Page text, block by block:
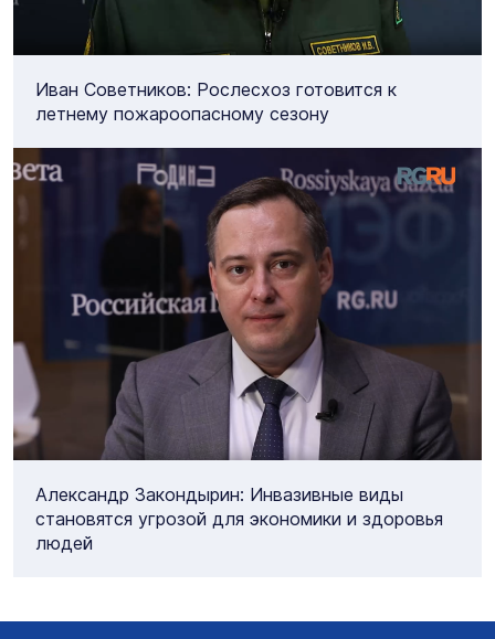
Иван Советников: Рослесхоз готовится к
летнему пожароопасному сезону
Александр Закондырин: Инвазивные виды
становятся угрозой для экономики и здоровья
людей